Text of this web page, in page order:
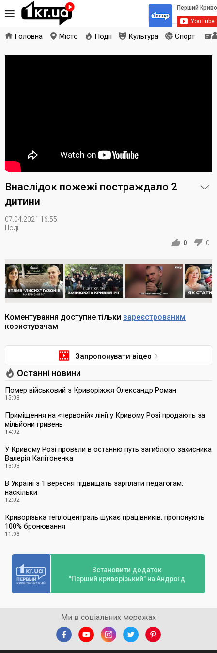
Головна Місто Події Культура Спорт
Внаслідок пожежі постраждало 2
дитини
07.04.2021 16:55
Події
0
0
Коментування доступне тільки зареєстрованим
користувачам
Запропонувати відео
Останні новини
Помер військовий з Криворіжжя Олександр Роман
15:03
Приміщення на «червоній» лінії у Кривому Розі продають за
мільйони гривень
14:02
У Кривому Розі провели в останню путь загиблого захисника
Валерія Капітоненка
13:03
В Україні з 1 вересня підвищать зарплати педагогам:
наскільки
12:02
Криворізька теплоцентраль шукає працівників: пропонують
100% бронювання
11:03
Встановити додаток
"Перший криворізький" на Андроїд
Ми в соціальних мережах